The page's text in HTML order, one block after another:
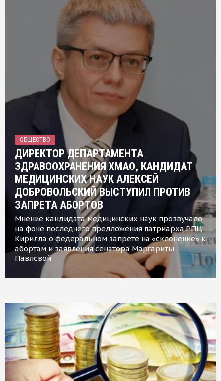
ОБЩЕСТВО
ДИРЕКТОР ДЕПАРТАМЕНТА
ЗДРАВООХРАНЕНИЯ ХМАО, КАНДИДАТ
МЕДИЦИНСКИХ НАУК АЛЕКСЕЙ
ДОБРОВОЛЬСКИЙ ВЫСТУПИЛ ПРОТИВ
ЗАПРЕТА АБОРТОВ
Мнение кандидата медицинских наук прозвучало
на фоне последнего предложения патриарха РПЦ
Кирилла о федеральном запрете на «склонение» к
абортам и заявления сенатора Маргариты
Павловой